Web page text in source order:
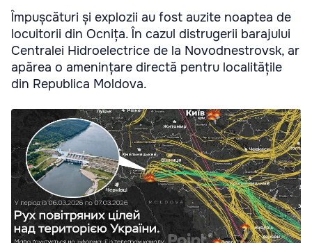
Împușcături și explozii au fost auzite noaptea de
locuitorii din Ocnița. În cazul distrugerii barajului
Centralei Hidroelectrice de la Novodnestrovsk, ar
apărea o amenințare directă pentru localitățile
din Republica Moldova.